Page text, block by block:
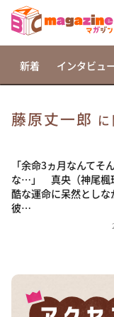
相席食堂
これ余談なんで
（news おかえ
新着 インタビュ
藤原丈一郎
「余命3ヵ月なんてそ
な…」 真央（神尾楓
酷な運命に呆然としな
彼…